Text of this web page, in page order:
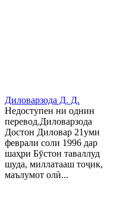
Диловарзода Д. Д.
Недоступен ни однин
перевод.Диловарзода
Достон Диловар 21уми
феврали соли 1996 дар
шаҳри Бӯстон таваллуд
шуда, миллатааш тоҷик,
маълумот олӣ...